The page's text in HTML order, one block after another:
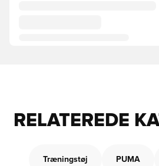
RELATEREDE
Træningstøj PUMA